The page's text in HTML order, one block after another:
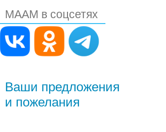
МААМ в соцсетях
Ваши предложения
и пожелания